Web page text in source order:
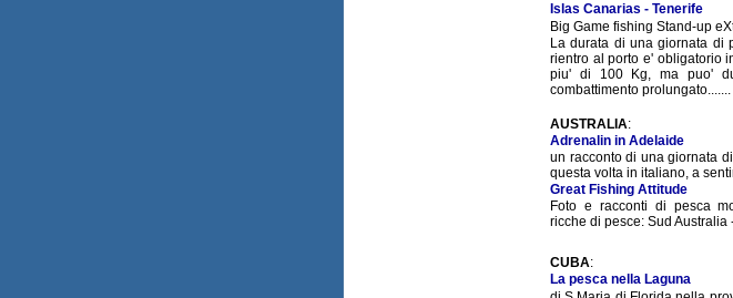
Islas Canarias - Tenerife
Big Game fishing Stand-up
La durata di una giornata di
rientro al porto e' obligatorio
piu' di 100 Kg, ma puo'
combattimento prolungato.......
AUSTRALIA:
Adrenalin in Adelaide
un racconto di una giornata
questa volta in italiano, a
Great Fishing Attitude
Foto e racconti di pesca
ricche di pesce: Sud Australia
CUBA:
La pesca nella Laguna